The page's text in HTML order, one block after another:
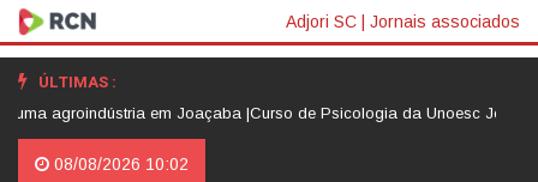
Adjori SC | Jornais associados
ÚLTIMAS :
em Joaçaba |Curso de Psicologia da Unoesc Joaçaba realiza
08/08/2026 10:02